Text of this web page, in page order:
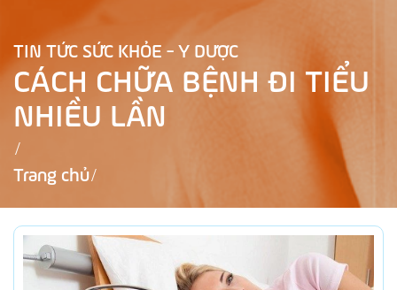
TIN TỨC SỨC KHỎE - Y DƯỢC
CÁCH CHỮA BỆNH ĐI TIỂU
NHIỀU LẦN
Trang chủ